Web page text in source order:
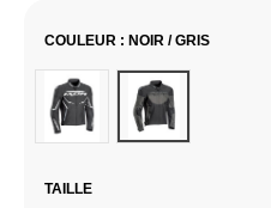
COULEUR : NOIR / GRIS
Noir & BlancNoir / Gris
TAILLE